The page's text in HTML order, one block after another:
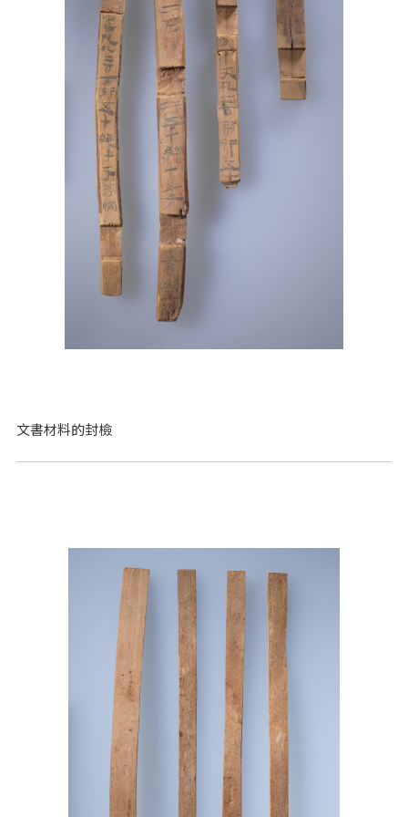
文書材料的封檢